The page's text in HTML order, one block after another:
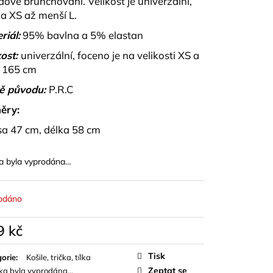
XS až menší L.
95% bavlna a 5% elastan
univerzální, foceno je na velikosti XS a
cm
původu: P.R.C
47 cm, délka 58 cm
byla vyprodána…
kč
:
Košile, trička, tílka
byla vyprodána…
Tisk
Zeptat se
A SUKNĚ BELISSE